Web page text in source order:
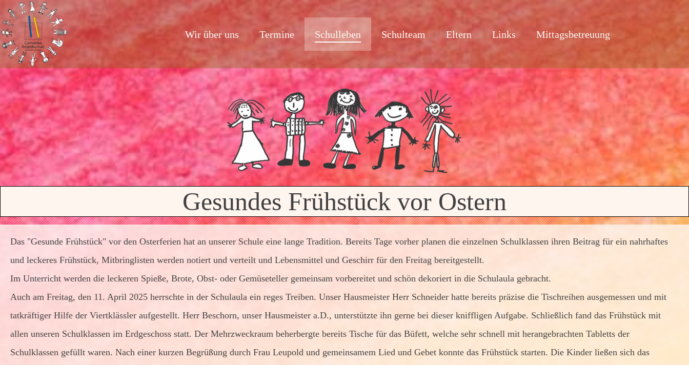
Wir über uns Termine Schulleben Schulteam Eltern Links Mittagsbetreuung
Gesundes Frühstück vor Ostern
Das "Gesunde Frühstück" vor den Osterferien hat an unserer Schule eine lange Tradition. Bereits Tage vorher planen die einzelnen Schulklassen ihren Beitrag für ein nahrhaftes
und leckeres Frühstück, Mitbringlisten werden notiert und verteilt und Lebensmittel und Geschirr für den Freitag bereitgestellt.
Im Unterricht werden die leckeren Spieße, Brote, Obst- oder Gemüseteller gemeinsam vorbereitet und schön dekoriert in die Schulaula gebracht.
Auch am Freitag, den 11. April 2025 herrschte in der Schulaula ein reges Treiben. Unser Hausmeister Herr Schneider hatte bereits präzise die Tischreihen ausgemessen und mit
tatkräftiger Hilfe der Viertklässler aufgestellt. Herr Beschorn, unser Hausmeister a.D., unterstützte ihn gerne bei dieser kniffligen Aufgabe. Schließlich fand das Frühstück mit
allen unseren Schulklassen im Erdgeschoss statt. Der Mehrzweckraum beherbergte bereits Tische für das Büfett, welche sehr schnell mit herangebrachten Tabletts der
Schulklassen gefüllt waren. Nach einer kurzen Begrüßung durch Frau Leupold und gemeinsamem Lied und Gebet konnte das Frühstück starten. Die Kinder ließen sich das